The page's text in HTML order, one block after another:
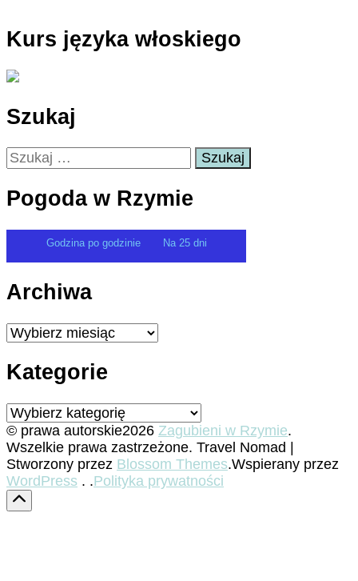
Kurs języka włoskiego
Szukaj
Szukaj:
Pogoda w Rzymie
Godzina po godzinie Na 25 dni
Archiwa
Archiwa
Kategorie
Kategorie
© prawa autorskie2026 Zagubieni w Rzymie.
Wszelkie prawa zastrzeżone. Travel Nomad |
Stworzony przez Blossom Themes.Wspierany przez
WordPress . .Polityka prywatności